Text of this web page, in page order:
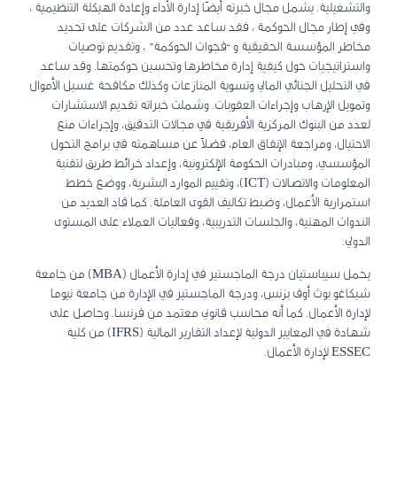
والتشغيلية. يشمل مجال خبرته أيضًا إدارة الأداء وإعادة الهيكلة التنظيمية ،
وفي إطار مجال الحوكمة ، فقد ساعد عدد من الشركات على تحديد
مخاطر المؤسسة الحقيقية و “فجوات الحوكمة” ، وتقديم توصيات
واستراتيجيات حول كيفية إدارة مخاطرها وتحسين حوكمتها. وقد ساعد
في التحليل الجنائي المالي وتسوية المنازعات وكذلك مكافحة غسيل الأموال
وتمويل الإرهاب وإجراءات العقوبات. وشملت خبراته تقديم الاستشارات
لعدد من البنوك المركزية الأفريقية في مجالات التدقيق، وإجراءات منع
الاحتيال، ومراجعة الإنفاق العام، فضلاً عن مساهمته في برامج التحول
المؤسسي، ومبادرات الحكومة الإلكترونية، وإعداد خرائط طريق لتقنية
المعلومات والاتصالات (ICT)، وتقييم الموارد البشرية، ووضع خطط
استمرارية الأعمال، وضبط تكاليف القوى العاملة. كما قاد العديد من
الندوات المهنية، والجلسات التدريبية، وفعاليات العملاء على المستوى
الدولي.
يحمل سيباستيان درجة الماجستير في إدارة الأعمال (MBA) من جامعة
شيكاغو بوث أوف بزنس، ودرجة الماجستير في الإدارة من جامعة نيوما
لإدارة الأعمال. كما أنه محاسب قانوني معتمد من فرنسا. وحاصل على
شهادة في المعايير الدولية لإعداد التقارير المالية (IFRS) من كلية
ESSEC لإدارة الأعمال.